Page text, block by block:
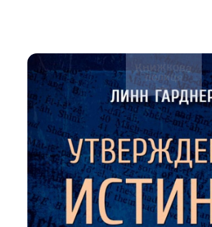
Новинки
Свіжі надходження, актуальна
література та нові автори на нашій
полиці.